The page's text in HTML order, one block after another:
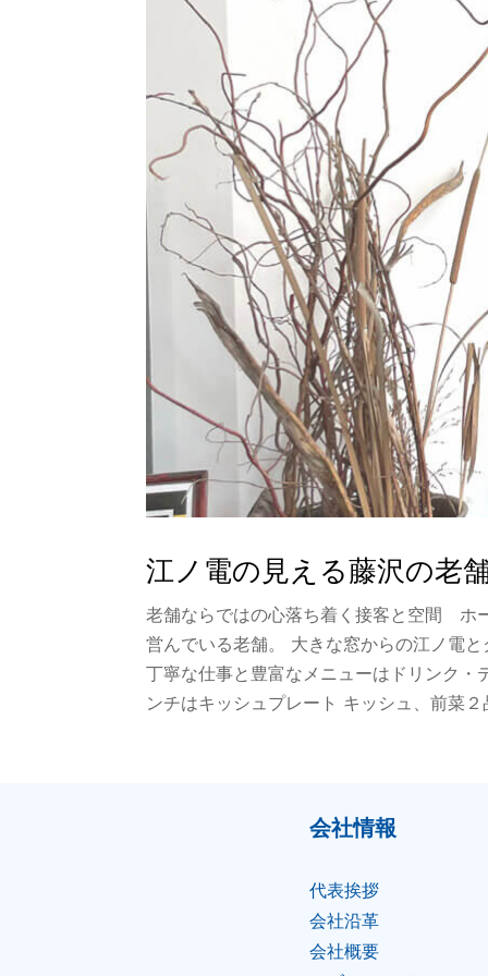
江ノ電の見える藤沢の
老舗ならではの心落ち着く接客と空間 ホ
営んでいる老舗。 大きな窓からの江ノ電
丁寧な仕事と豊富なメニューはドリンク
ンチはキッシュプレート キッシュ、前菜
会社情報
代表挨拶
会社沿⾰
会社概要